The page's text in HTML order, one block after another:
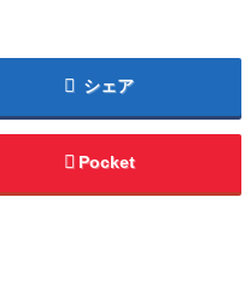
シェア
Pocket